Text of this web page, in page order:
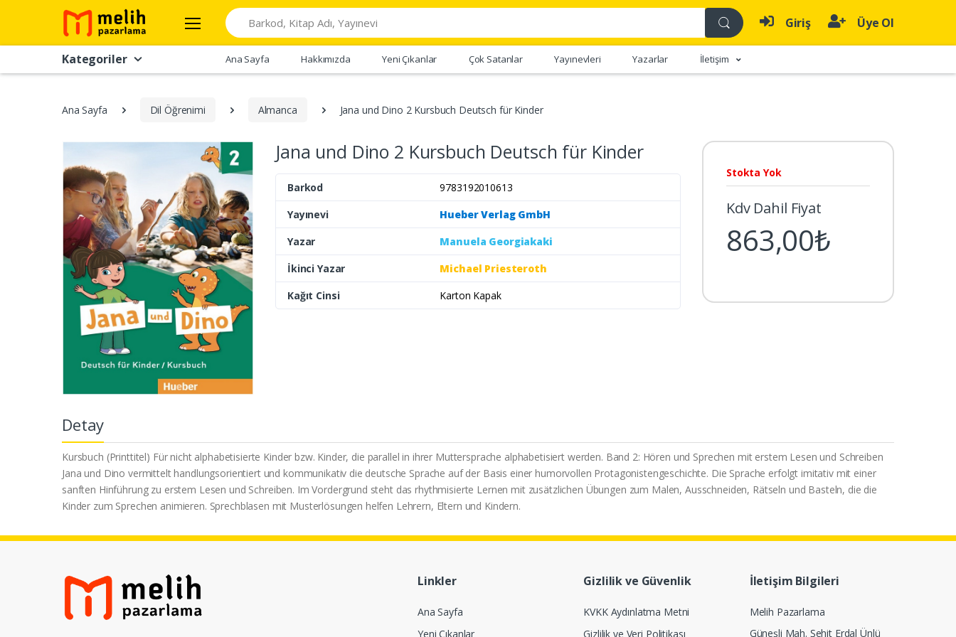
Search
Giriş Üye Ol
Kategoriler Ana Sayfa Hakkımızda Yeni Çıkanlar Çok Satanlar Yayınevleri Yazarlar İletişim
Ana Sayfa Dil Öğrenimi Almanca Jana und Dino 2 Kursbuch Deutsch für Kinder
Jana und Dino 2 Kursbuch Deutsch für Kinder
Barkod
9783192010613
Yayınevi
Hueber Verlag GmbH
Yazar
Manuela Georgiakaki
İkinci Yazar
Michael Priesteroth
Kağıt Cinsi
Karton Kapak
Stokta Yok
Kdv Dahil Fiyat
863,00₺
Detay
Kursbuch (Printtitel) Für nicht alphabetisierte Kinder bzw. Kinder, die parallel in ihrer Muttersprache alphabetisiert werden. Band 2: Hören und Sprechen mit erstem Lesen und Schreiben
Jana und Dino vermittelt handlungsorientiert und kommunikativ die deutsche Sprache auf der Basis einer humorvollen Protagonistengeschichte. Die Sprache erfolgt imitativ mit einer
sanften Hinführung zu erstem Lesen und Schreiben. Im Vordergrund steht das rhythmisierte Lernen mit zusätzlichen Übungen zum Malen, Ausschneiden, Rätseln und Basteln, die die
Kinder zum Sprechen animieren. Sprechblasen mit Musterlösungen helfen Lehrern, Eltern und Kindern.
Linkler
Ana Sayfa
Yeni Çıkanlar
Gizlilik ve Güvenlik
KVKK Aydınlatma Metni
Gizlilik ve Veri Politikası
İletişim Bilgileri
Melih Pazarlama
Güneşli Mah. Şehit Erdal Ünlü